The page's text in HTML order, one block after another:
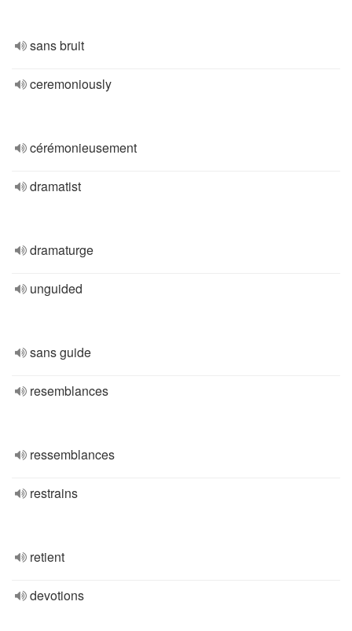
sans bruit
ceremoniously
cérémonieusement
dramatist
dramaturge
unguided
sans guide
resemblances
ressemblances
restrains
retient
devotions